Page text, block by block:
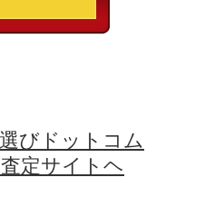
びドットコム
定サイトヘ